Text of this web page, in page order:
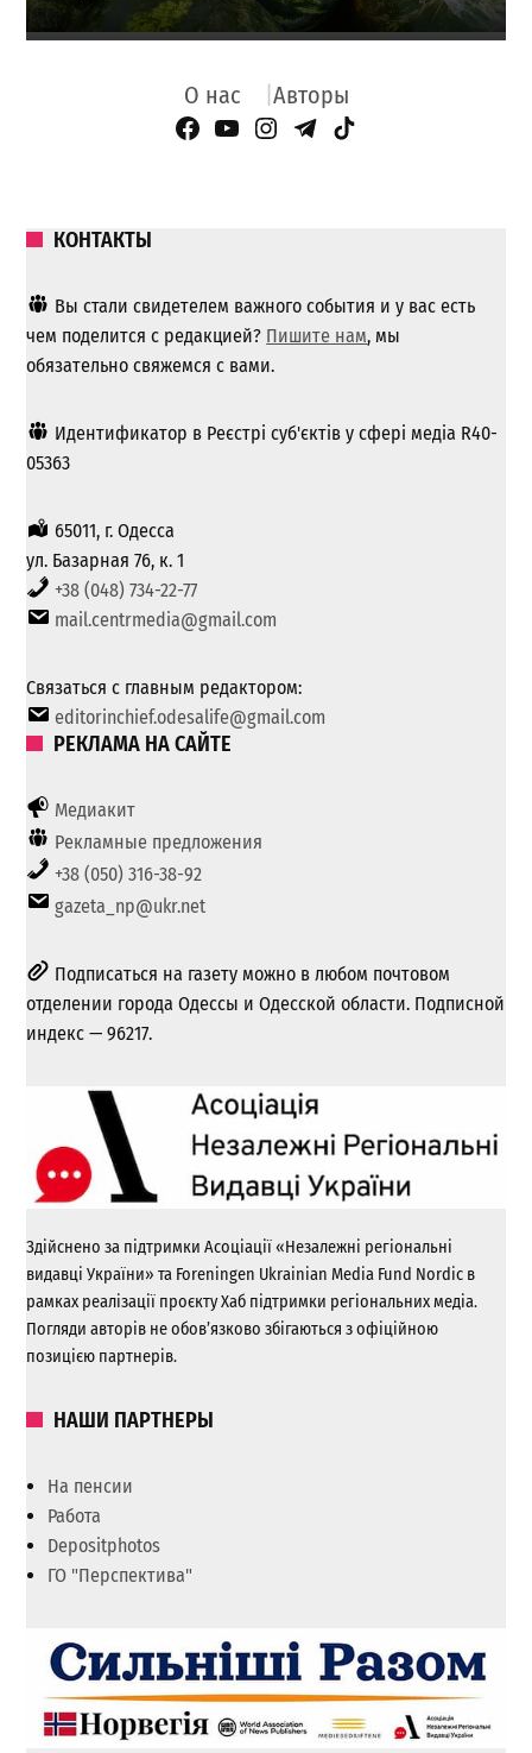
О нас Авторы
Facebook Page
YouTube
Instagram
Telegram
TikTok
КОНТАКТЫ
Вы стали свидетелем важного события и у вас есть
чем поделится с редакцией? Пишите нам, мы
обязательно свяжемся с вами.
Идентификатор в Реєстрі суб'єктів у сфері медіа R40-
05363
65011, г. Одесса
ул. Базарная 76, к. 1
+38 (048) 734-22-77
mail.centrmedia@gmail.com
Связаться с главным редактором:
editorinchief.odesalife@gmail.com
РЕКЛАМА НА САЙТЕ
Медиакит
Рекламные предложения
+38 (050) 316-38-92
gazeta_np@ukr.net
Подписаться на газету можно в любом почтовом
отделении города Одессы и Одесской области. Подписной
индекс — 96217.
Здійснено за підтримки Асоціації «Незалежні регіональні
видавці України» та Foreningen Ukrainian Media Fund Nordic в
рамках реалізації проєкту Хаб підтримки регіональних медіа.
Погляди авторів не обов’язково збігаються з офіційною
позицією партнерів.
НАШИ ПАРТНЕРЫ
На пенсии
Работа
Depositphotos
ГО "Перспектива"